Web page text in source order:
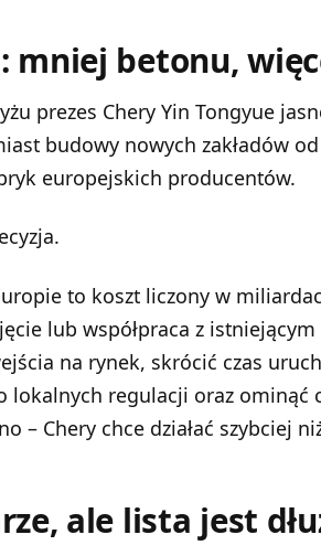
mniej betonu,
prezes Chery Yin Tongyue
budowy nowych zakładów
europejskich producentów.
to koszt liczony w
lub współpraca z istniejącym
na rynek, skrócić czas
lokalnych regulacji oraz ominąć
– Chery chce działać szybciej
ale lista jest